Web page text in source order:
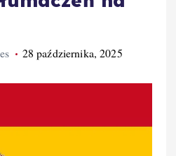
28 października, 2025